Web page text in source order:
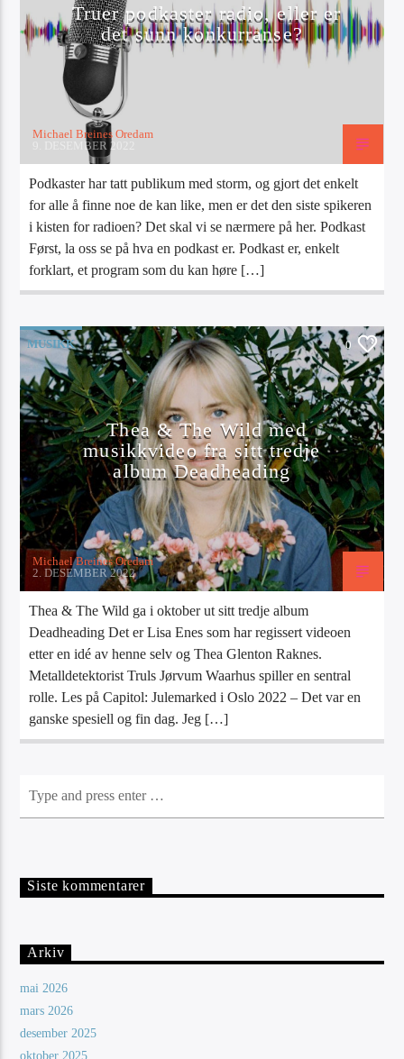
Truer podkaster radio, eller er
det sunn konkurranse?
Michael Breines Oredam
9. DESEMBER 2022
Podkaster har tatt publikum med storm, og gjort det enkelt
for alle å finne noe de kan like, men er det den siste spikeren
i kisten for radioen? Det skal vi se nærmere på her. Podkast
Først, la oss se på hva en podkast er. Podkast er, enkelt
forklart, et program som du kan høre […]
MUSIKK 0
Thea & The Wild med
musikkvideo fra sitt tredje
album Deadheading
Michael Breines Oredam
2. DESEMBER 2022
Thea & The Wild ga i oktober ut sitt tredje album
Deadheading Det er Lisa Enes som har regissert videoen
etter en idé av henne selv og Thea Glenton Raknes.
Metalldetektorist Truls Jørvum Waarhus spiller en sentral
rolle. Les på Capitol: Julemarked i Oslo 2022 – Det var en
ganske spesiell og fin dag. Jeg […]
Siste kommentarer
Arkiv
mai 2026
mars 2026
desember 2025
oktober 2025